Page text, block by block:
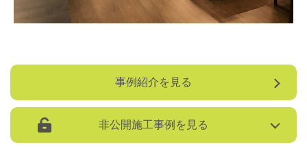
事例紹介を見る
非公開施工事例を見る